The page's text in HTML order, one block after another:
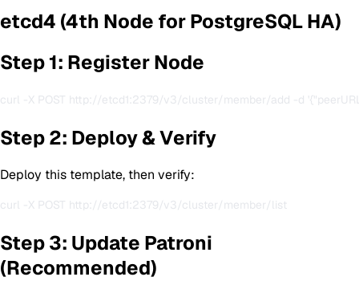
etcd4 (4th Node for PostgreSQL HA)
Step 1: Register Node
Step 2: Deploy & Verify
Deploy this template, then verify:
Step 3: Update Patroni
(Recommended)